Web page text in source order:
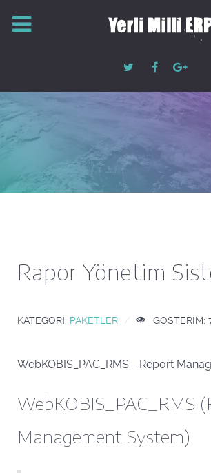
Rapor Yönetim
KATEGORI: PAKETLER GÖSTERIM:
WebKOBIS_PAC_RMS - Report
WebKOBIS_PAC_RMS
Management System)